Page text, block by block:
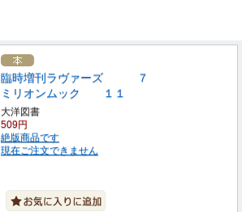
臨時増刊ラヴァーズ ７
ミリオンムック １１
大洋図書
509円
絶版商品です
現在ご注文できません